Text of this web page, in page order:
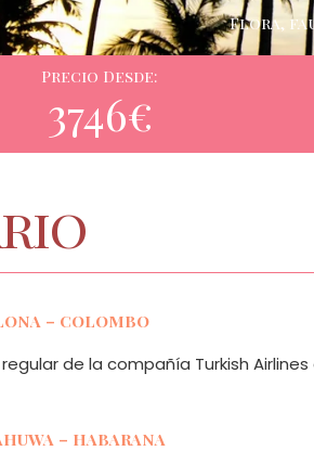
Flora,
Precio Desde:
3746€
– COLOMBO
de la compañía Turkish
– HABARANA